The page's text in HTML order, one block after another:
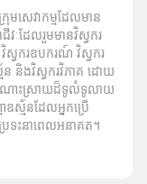
មសេវាកម្មដែលមាន
ជីវៈដែលរួមមានវិស្វករ
វករឧបករណ៍ វិស្វករ
ន និងវិស្វករវិភាគ ដោយ
ណោះស្រាយដ៏ទូលំទូលាយ
ឧស្ម័នដែលអ្នកប្រើ
ទះនាពេលអនាគត។